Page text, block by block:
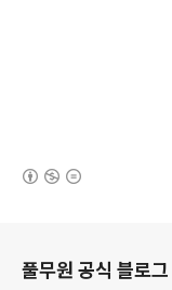
풀무원 공식 블로그